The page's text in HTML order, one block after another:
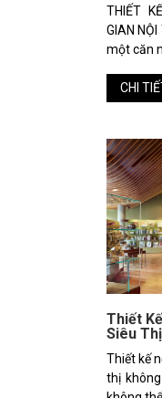
THIẾT
GIAN
một căn
CHI
Thiết
Siêu Thị
Thiết kế
thị